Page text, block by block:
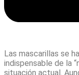
Las mascarillas se
indispensable de la
situación actual.